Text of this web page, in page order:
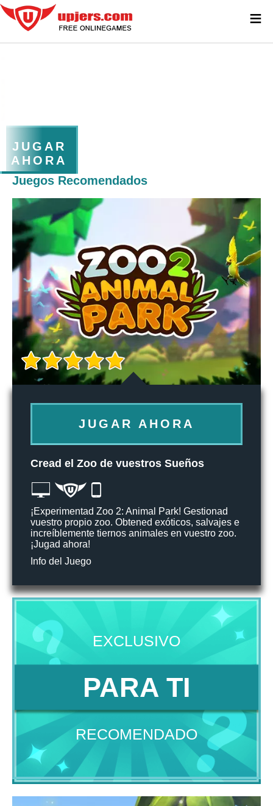
JUGAR
AHORA
Juegos Recomendados
JUGAR AHORA
Cread el Zoo de vuestros Sueños
¡Experimentad Zoo 2: Animal Park! Gestionad
vuestro propio zoo. Obtened exóticos, salvajes e
increíblemente tiernos animales en vuestro zoo.
¡Jugad ahora!
Info del Juego
EXCLUSIVO
PARA TI
RECOMENDADO
≡